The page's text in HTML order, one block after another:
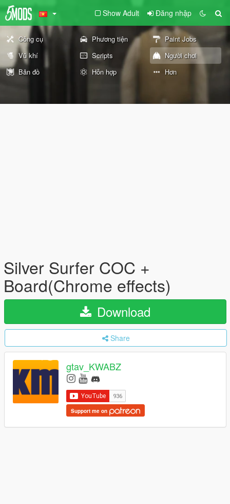
Show Adult Đăng nhập
Công cụ Phương tiện
Paint Jobs
Vũ khí
Scripts
Người chơi
Bản đồ
Hỗn hợp Hơn
Silver Surfer COC +
Board(Chrome effects)
Download
Share
gtav_KWABZ
Support me on